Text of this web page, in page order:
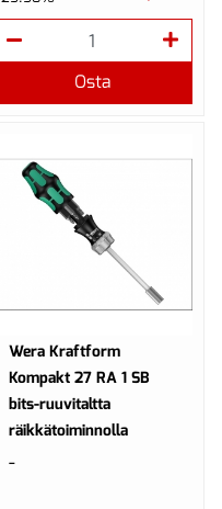
iskuhuippujen
vaimentamiseen,
pidin pitää myö...
Osta
Wera Kraftform
Kompakt 27 RA 1 SB
bits-ruuvitaltta
räikkätoiminnolla
-